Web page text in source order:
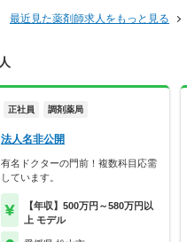
最近見た薬剤師求人をもっと見る
正社員 調剤薬局
法人名非公開
有名ドクターの門前！複数科目応需
しています。
【年収】500万円～580万円以
上 モデル